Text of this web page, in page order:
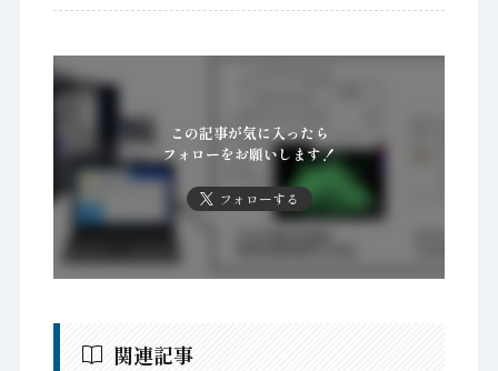
この記事が気に入ったら
フォローをお願いします！
フォローする
関連記事